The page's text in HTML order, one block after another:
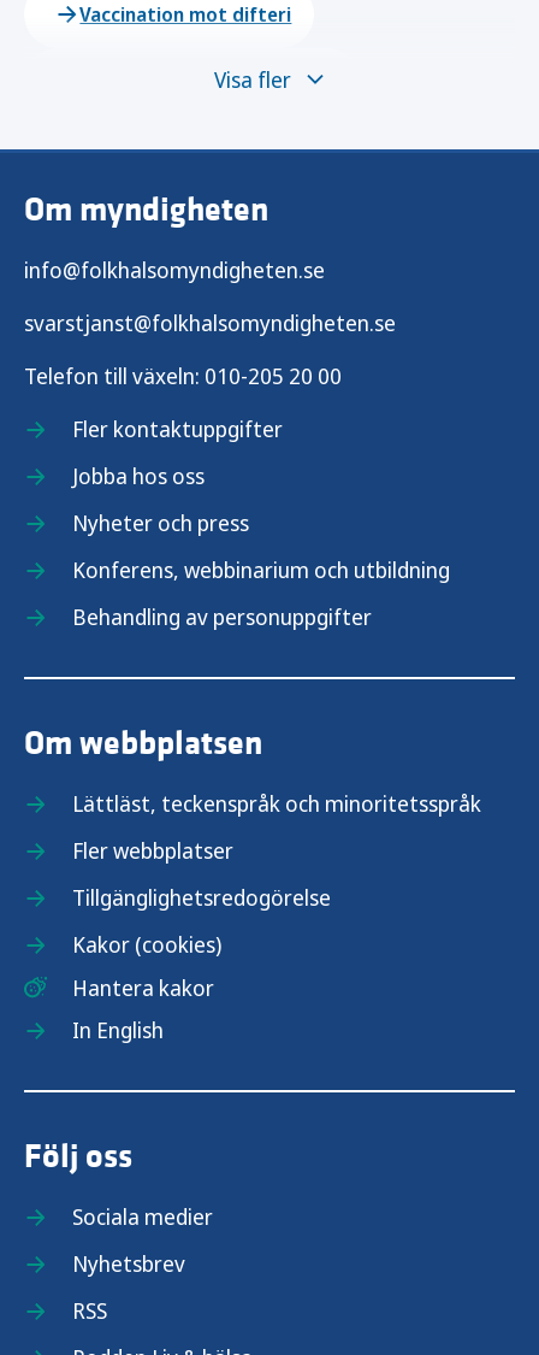
Vaccination mot difteri
Vaccination mot gula febern
Vaccination mot hepatit B
Vaccination mot Hib
Vaccination mot HPV
Vaccination mot japansk encefalit
Vaccination mot kikhosta
Vaccination mot meningokocker
Vaccination mot mässling
Vaccination mot pneumokockinfektion
Vaccination mot polio
Vaccination mot påssjuka
Vaccination mot rabies
Vaccination mot rotavirus
Vaccination mot RS-virus
Vaccination mot röda hund
Visa fler
Om myndigheten
info@folkhalsomyndigheten.se
svarstjanst@folkhalsomyndigheten.se
Telefon till växeln: 010-205 20 00
Fler kontaktuppgifter
Jobba hos oss
Nyheter och press
Konferens, webbinarium och utbildning
Behandling av personuppgifter
Om webbplatsen
Lättläst, teckenspråk och minoritetsspråk
Fler webbplatser
Tillgänglighetsredogörelse
Kakor (cookies)
Hantera kakor
In English
Följ oss
Sociala medier
Nyhetsbrev
RSS